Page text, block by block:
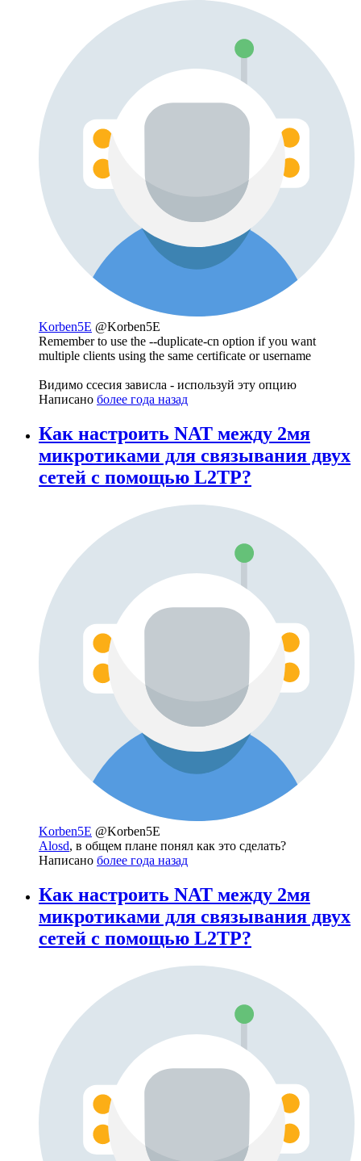
Korben5E @Korben5E
Remember to use the --duplicate-cn option if you want
multiple clients using the same certificate or username
Видимо ссесия зависла - используй эту опцию
Написано более года назад
Как настроить NAT между 2мя
микротиками для связывания двух
сетей с помощью L2TP?
Korben5E @Korben5E
Alosd, в общем плане понял как это сделать?
Написано более года назад
Как настроить NAT между 2мя
микротиками для связывания двух
сетей с помощью L2TP?